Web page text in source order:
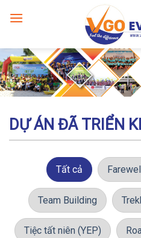
DỰ ÁN ĐÃ TRIỂN
Tất cả Farewell
Team Building
Tiệc tất niên (YEP)